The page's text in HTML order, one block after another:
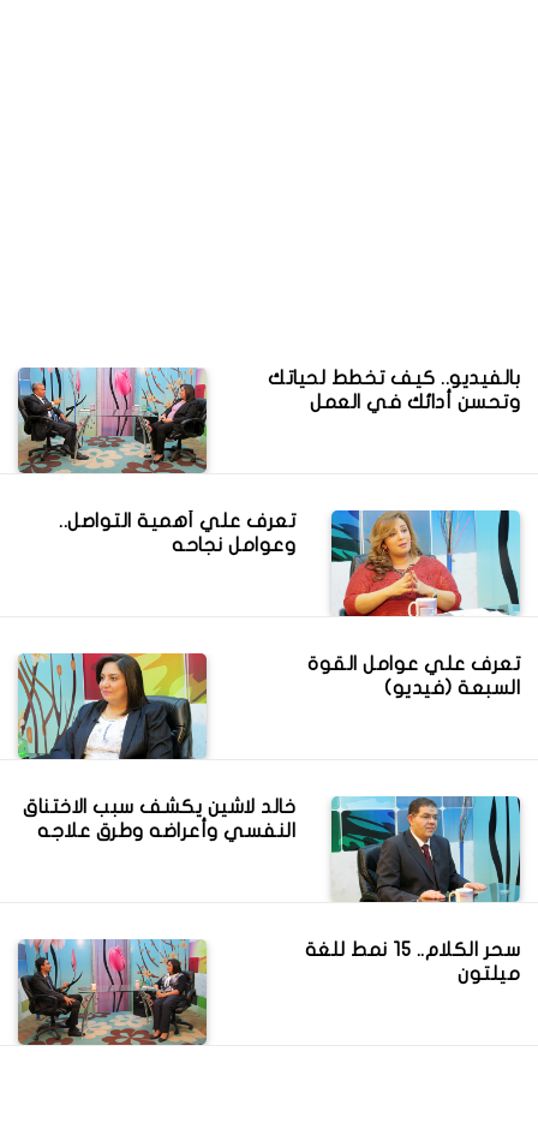
بالفيديو.. كيف تخطط لحياتك
وتحسن أدائك في العمل
تعرف علي أهمية التواصل..
وعوامل نجاحه
تعرف علي عوامل القوة
السبعة (فيديو)
خالد لاشين يكشف سبب الاختناق
النفسي وأعراضه وطرق علاجه
سحر الكلام.. 15 نمط للغة
ميلتون